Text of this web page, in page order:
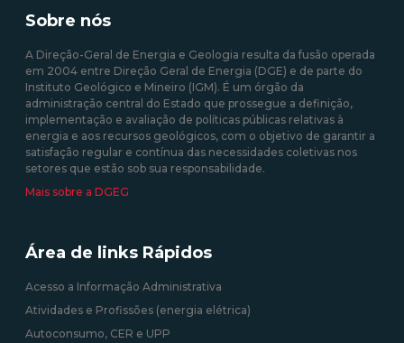
produzida em centrais
solares fotovoltaicas -
09/09/2020 12:00:00
10/08/2020 12:00:00
Sobre nós
A Direção-Geral de Energia e Geologia resulta da fusão operada
em 2004 entre Direção Geral de Energia (DGE) e de parte do
Instituto Geológico e Mineiro (IGM). É um órgão da
administração central do Estado que prossegue a definição,
implementação e avaliação de políticas públicas relativas à
energia e aos recursos geológicos, com o objetivo de garantir a
satisfação regular e contínua das necessidades coletivas nos
setores que estão sob sua responsabilidade.
Mais sobre a DGEG
Área de links Rápidos
Acesso a Informação Administrativa
Atividades e Profissões (energia elétrica)
Autoconsumo, CER e UPP